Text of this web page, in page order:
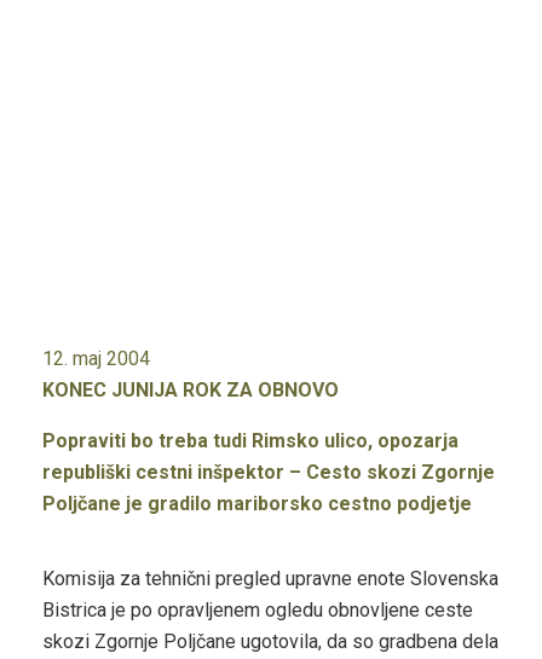
12. maj 2004
KONEC JUNIJA ROK ZA OBNOVO
Popraviti bo treba tudi Rimsko ulico, opozarja
republiški cestni inšpektor – Cesto skozi Zgornje
Poljčane je gradilo mariborsko cestno podjetje
Komisija za tehnični pregled upravne enote Slovenska
Bistrica je po opravljenem ogledu obnovljene ceste
skozi Zgornje Poljčane ugotovila, da so gradbena dela